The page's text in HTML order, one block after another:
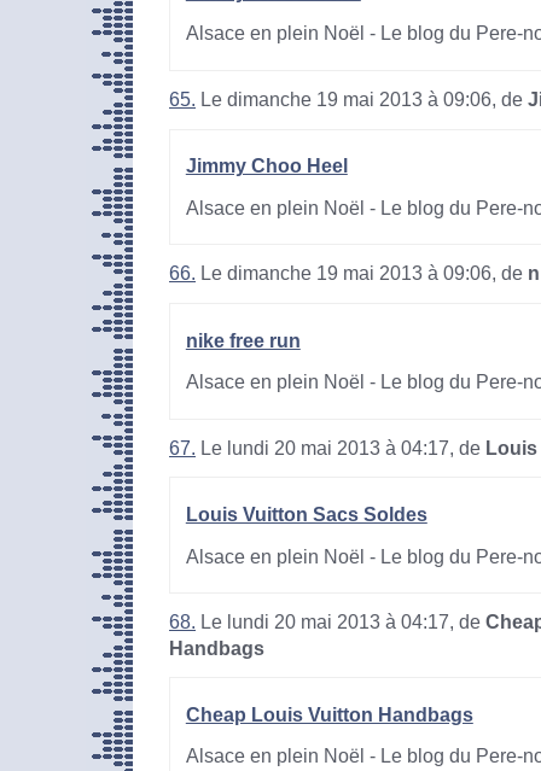
Alsace en plein Noël - Le blog du Pere-
65. Le dimanche 19 mai 2013 à 09:06, de
Jimmy Choo Heel
Alsace en plein Noël - Le blog du Pere-
66. Le dimanche 19 mai 2013 à 09:06, de
nike free run
Alsace en plein Noël - Le blog du Pere-
67. Le lundi 20 mai 2013 à 04:17, de
Louis Vuitton Sacs Soldes
Alsace en plein Noël - Le blog du Pere-
68. Le lundi 20 mai 2013 à 04:17, de
Handbags
Cheap Louis Vuitton Handbags
Alsace en plein Noël - Le blog du Pere-